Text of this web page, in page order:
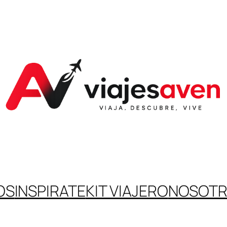
INSPIRATEKIT VIAJERO